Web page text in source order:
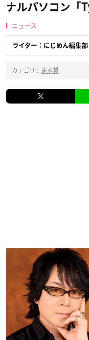
ナルパソコン「
ニュース
ライター：にじめん編集部
カテゴリ : 速水奨